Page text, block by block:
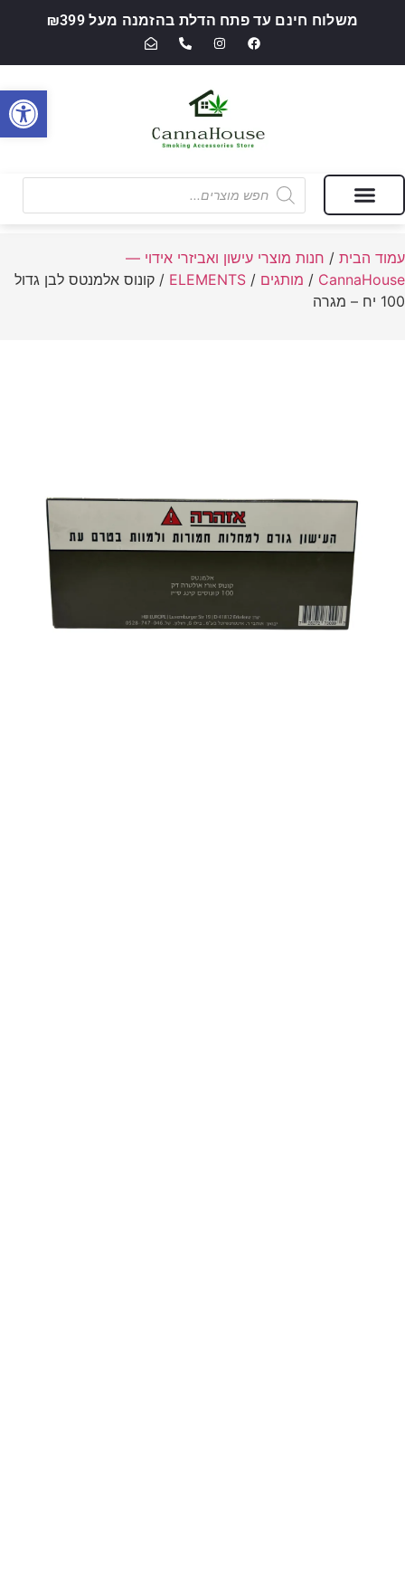
משלוח חינם עד פתח הדלת בהזמנה מעל ₪399
עמוד הבית / חנות מוצרי עישון ואביזרי אידוי —
CannaHouse
/ מותגים /
ELEMENTS / קונוס אלמנטס לבן גדול
100 יח – מגרה
פתח